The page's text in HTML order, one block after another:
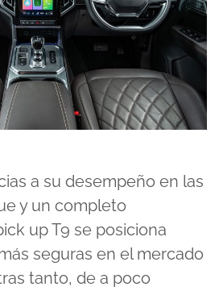
a su desempeño en las
y un completo
up T9 se posiciona
seguras en el mercado
tanto, de a poco